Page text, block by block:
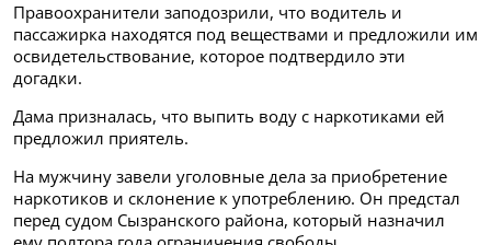
Правоохранители заподозрили, что водитель и
пассажирка находятся под веществами и предложили им
освидетельствование, которое подтвердило эти
догадки.
Дама призналась, что выпить воду с наркотиками ей
предложил приятель.
На мужчину завели уголовные дела за приобретение
наркотиков и склонение к употреблению. Он предстал
перед судом Сызранского района, который назначил